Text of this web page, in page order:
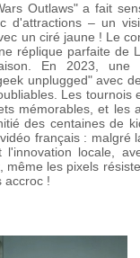
Outlaws" a fait
d'attractions – un
un ciré jaune ! Le
réplique parfaite de
En 2023, une
unplugged" avec
Les tournois
mémorables, et les
des centaines de
français : malgré
locale,
même les pixels
accroc !